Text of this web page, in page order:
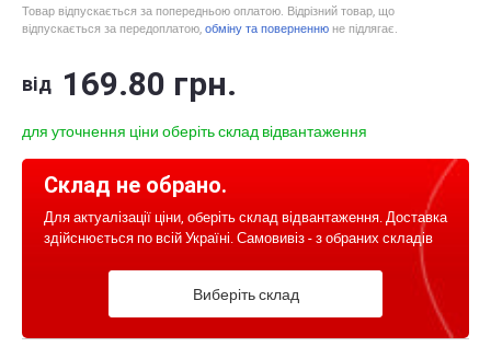
Товар відпускається за попередньою оплатою. Відрізний товар, що
відпускається за передоплатою, обміну та поверненню не підлягає.
від 169.80 грн.
для уточнення ціни оберіть склад відвантаження
Склад не обрано.
Для актуалізації ціни, оберіть склад відвантаження. Доставка
здійснюється по всій Україні. Самовивіз - з обраних складів
Виберіть склад